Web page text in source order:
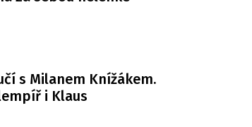
s Milanem Knížákem.
i Klaus